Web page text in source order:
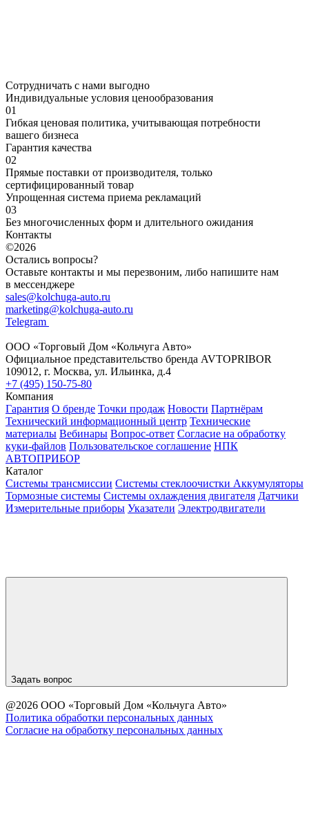
Сотрудничать с нами выгодно
Индивидуальные условия ценообразования
01
Гибкая ценовая политика, учитывающая потребности
вашего бизнеса
Гарантия качества
02
Прямые поставки от производителя, только
сертифицированный товар
Упрощенная система приема рекламаций
03
Без многочисленных форм и длительного ожидания
Контакты
©2026
Остались вопросы?
Оставьте контакты и мы перезвоним, либо напишите нам
в мессенджере
sales@kolchuga-auto.ru
marketing@kolchuga-auto.ru
Telegram
ООО «Торговый Дом «Кольчуга Авто»
Официальное представительство бренда AVTOPRIBOR
109012, г. Москва, ул. Ильинка, д.4
+7 (495) 150-75-80
Компания
Гарантия О бренде Точки продаж Новости Партнёрам
Технический информационный центр Технические
материалы Вебинары Вопрос-ответ Согласие на обработку
куки-файлов Пользовательское соглашение НПК
АВТОПРИБОР
Каталог
Системы трансмиссии Системы стеклоочистки Аккумуляторы
Тормозные системы Системы охлаждения двигателя Датчики
Измерительные приборы Указатели Электродвигатели
Задать вопрос
@2026 ООО «Торговый Дом «Кольчуга Авто»
Политика обработки персональных данных
Согласие на обработку персональных данных